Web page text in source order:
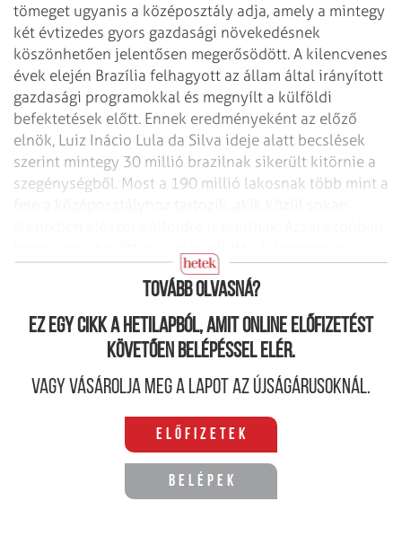
tömeget ugyanis a középosztály adja, amely a mintegy
két évtizedes gyors gazdasági növekedésnek
köszönhetően jelentősen megerősödött. A kilencvenes
évek elején Brazília felhagyott az állam által irányított
gazdasági programokkal és megnyílt a külföldi
befektetések előtt. Ennek eredményeként az előző
elnök, Luiz Inácio Lula da Silva ideje alatt becslések
szerint mintegy 30 millió brazilnak sikerült kitörnie a
szegénységből. Most a 190 millió lakosnak több mint a
Brazíliában még sok mindennek kell változnia.
Tovább olvasná?
Ez egy cikk a hetilapból, amit online előfizetést
követően belépéssel elér.
Vagy vásárolja meg a lapot az újságárusoknál.
Előfizetek
Belépek